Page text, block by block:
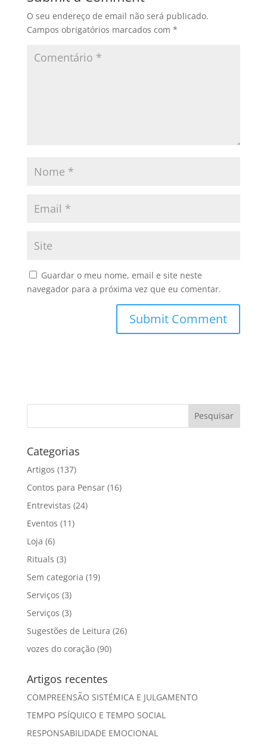
o
o
o
n
O seu endereço de email não será publicado.
Campos obrigatórios marcados com *
Guardar o meu nome, email e site neste
navegador para a próxima vez que eu comentar.
Categorias
Artigos (137)
Contos para Pensar(16)
Entrevistas (24)
Eventos (11)
Loja (6)
Rituals (3)
Sem categoria (19)
Serviços (3)
Serviços (3)
Sugestões de Leitura (26)
vozes do coração(90)
Artigos recentes
COMPREENSÃO SISTÉMICA E JULGAMENTO
TEMPO PSÍQUICO E TEMPO SOCIAL
RESPONSABILIDADE EMOCIONAL